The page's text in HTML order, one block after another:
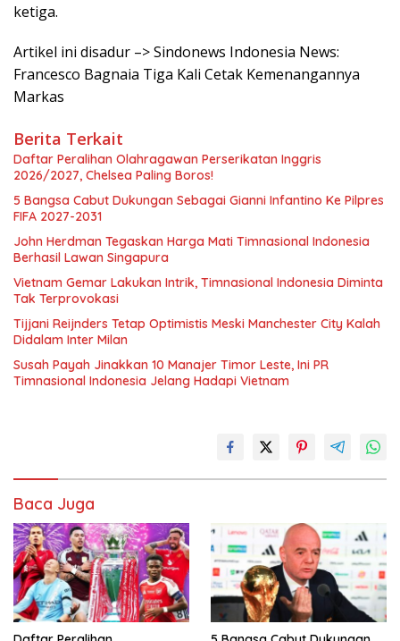
ketiga.
Artikel ini disadur –> Sindonews Indonesia News:
Francesco Bagnaia Tiga Kali Cetak Kemenangannya
Markas
Berita Terkait
Daftar Peralihan Olahragawan Perserikatan Inggris
2026/2027, Chelsea Paling Boros!
5 Bangsa Cabut Dukungan Sebagai Gianni Infantino Ke Pilpres
FIFA 2027-2031
John Herdman Tegaskan Harga Mati Timnasional Indonesia
Berhasil Lawan Singapura
Vietnam Gemar Lakukan Intrik, Timnasional Indonesia Diminta
Tak Terprovokasi
Tijjani Reijnders Tetap Optimistis Meski Manchester City Kalah
Didalam Inter Milan
Susah Payah Jinakkan 10 Manajer Timor Leste, Ini PR
Timnasional Indonesia Jelang Hadapi Vietnam
Baca Juga